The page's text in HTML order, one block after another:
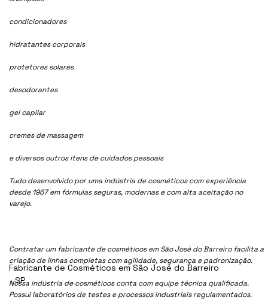
condicionadores
hidratantes corporais
protetores solares
desodorantes
gel capilar
cremes de massagem
e diversos outros itens de cuidados pessoais
Tudo desenvolvido por uma indústria de cosméticos com experiência
desde 1967 em fórmulas seguras, modernas e com alta aceitação no
varejo.
Contratar um fabricante de cosméticos em São José do Barreiro facilita a
criação de linhas completas com agilidade, segurança e padronização.
Nossa indústria de cosmétioos conta com equipe técnica qualificada.
Possui laboratórios de testes e processos industriais regulamentados.
Fabricante de Cosméticos em São José do Barreiro
- SP